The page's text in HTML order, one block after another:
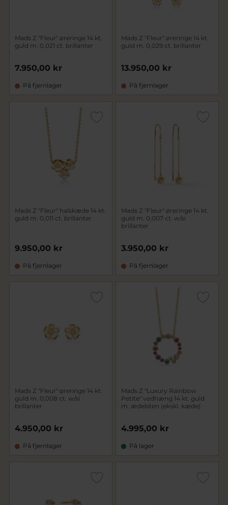
Mads Z "Fleur" øreringe 14 kt.
guld m. 0,021 ct. brillanter
7.950,00 kr
På fjernlager
Mads Z "Fleur" øreringe 14 kt.
guld m. 0,029 ct. brillanter
13.950,00 kr
På fjernlager
Mads Z "Fleur" halskæde 14 kt.
guld m. 0,011 ct. brillanter
9.950,00 kr
På fjernlager
Mads Z "Fleur" øreringe 14 kt.
guld m. 0,007 ct. w/si
brillanter
3.950,00 kr
På fjernlager
Mads Z "Fleur" øreringe 14 kt.
guld m. 0,008 ct. w/si
brillanter
4.950,00 kr
På fjernlager
Mads Z "Luxury Rainbow
Petite" vedhæng 14 kt. guld
m. ædelsten (ekskl. kæde)
4.995,00 kr
På lager